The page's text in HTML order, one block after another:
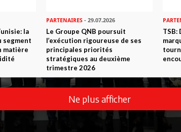
la
segment
matière
PARTENAIRES - 29.07.2026
Le Groupe QNB poursuit
l’exécution rigoureuse de ses
principales priorités
stratégiques au deuxième
trimestre 2026
TSB:
Ne plus afficher